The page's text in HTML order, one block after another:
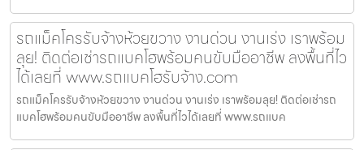
รถแม็คโครรับจ้างห้วยขวาง งานด่วน งานเร่ง เราพร้อม
ลุย! ติดต่อเช่ารถแบคโฮพร้อมคนขับมืออาชีพ ลงพื้นที่ไว
ได้เลยที่ www.รถแบคโฮรับจ้าง.com
รถแม็คโครรับจ้างห้วยขวาง งานด่วน งานเร่ง เราพร้อมลุย! ติดต่อเช่ารถ
แบคโฮพร้อมคนขับมืออาชีพ ลงพื้นที่ไวได้เลยที่ www.รถแบค